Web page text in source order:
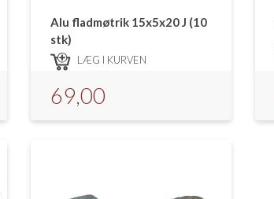
Alu fladmøtrik 15x5x20 J (10
stk)
LÆG I KURVEN
69,00